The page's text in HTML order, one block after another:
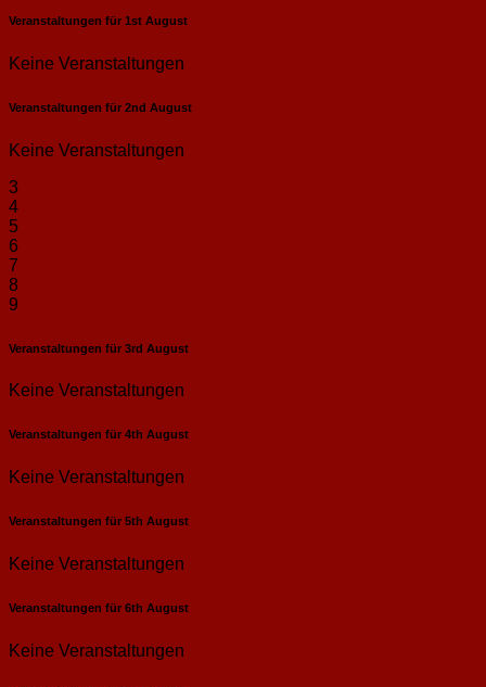
Veranstaltungen für 1st August
Keine Veranstaltungen
Veranstaltungen für 2nd August
Keine Veranstaltungen
3
4
5
6
7
8
9
Veranstaltungen für 3rd August
Keine Veranstaltungen
Veranstaltungen für 4th August
Keine Veranstaltungen
Veranstaltungen für 5th August
Keine Veranstaltungen
Veranstaltungen für 6th August
Keine Veranstaltungen